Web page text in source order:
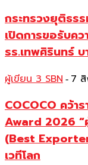
กระทรวงยุติธร
เปิดการขอรับค
รร.เทพศิรินทร์
ผู้เขียน 3 SBN - 7
COCOCO คว้า
Award 2026 “
(Best
เวทีโลก